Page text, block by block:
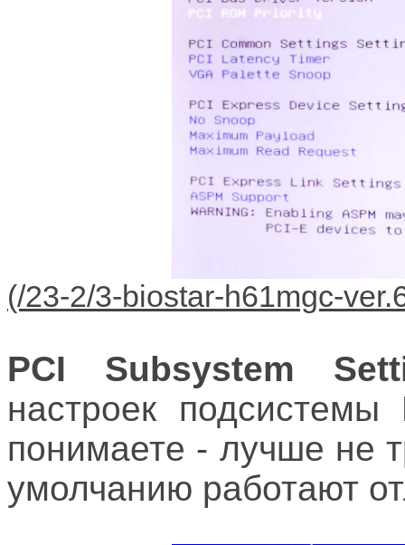
PCI Subsystem
настроек
понимаете - лучше не
умолчанию работают